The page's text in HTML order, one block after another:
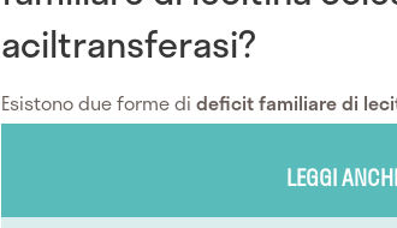
aciltransferasi?
Esistono due forme di deficit familiare di
LEGGI